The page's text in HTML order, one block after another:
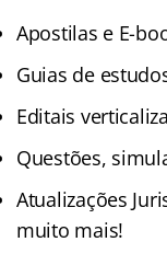
Apostilas e E-
Guias de
Editais
Questões,
Atualizações
muito mais!